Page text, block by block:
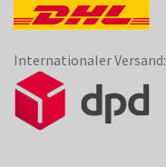
Internationaler Versand: